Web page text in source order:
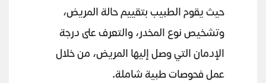
حيث يقوم الطبيب بتقييم حالة المريض،
وتشخيص نوع المخدر، والتعرف على درجة
الإدمان التي وصل إليها المريض، من خلال
عمل فحوصات طبية شاملة.